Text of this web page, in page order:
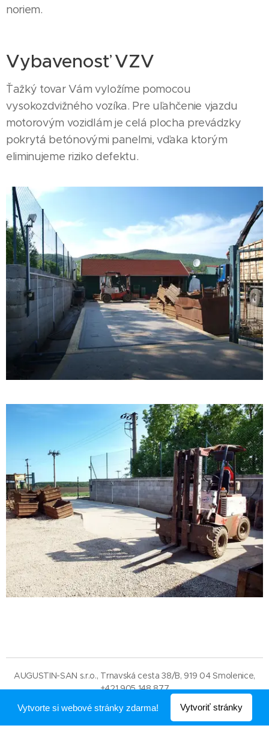
noriem.
Vybavenosť VZV
Ťažký tovar Vám vyložíme pomocou
vysokozdvižného vozíka. Pre uľahčenie vjazdu
motorovým vozidlám je celá plocha prevádzky
pokrytá betónovými panelmi, vďaka ktorým
eliminujeme riziko defektu.
AUGUSTIN-SAN s.r.o., Trnavská cesta 38/B, 919 04 Smolenice,
+421 905 148 877
Vytvorené službouWebnode
Vytvorte si webové stránky zdarma! Vytvoriť stránky